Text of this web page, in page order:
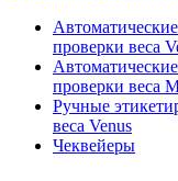
проверки веса
проверки веса
Ручные
веса Venus
Чеквейеры